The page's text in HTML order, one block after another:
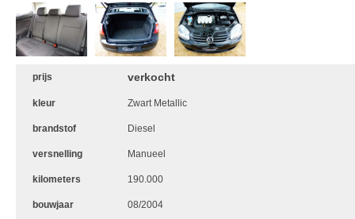
prijs verkocht
kleur Zwart Metallic
brandstof Diesel
versnelling Manueel
kilometers 190.000
bouwjaar 08/2004